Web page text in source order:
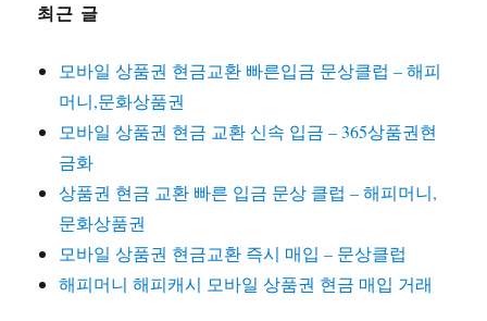
최근 글
모바일 상품권 현금교환 빠른입금 문상클럽 – 해피
머니,문화상품권
모바일 상품권 현금 교환 신속 입금 – 365상품권현
금화
상품권 현금 교환 빠른 입금 문상 클럽 – 해피머니,
문화상품권
모바일 상품권 현금교환 즉시 매입 – 문상클럽
해피머니 해피캐시 모바일 상품권 현금 매입 거래